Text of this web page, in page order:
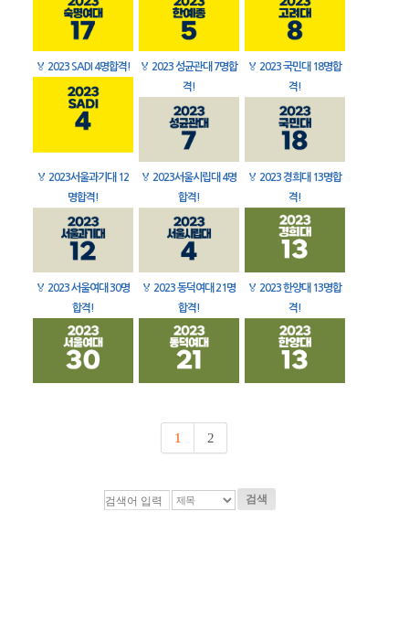
🏅 2023 SADI 4명합격! 🏅 2023 성균관대 7명합
격!
🏅 2023 국민대 18명합
격!
🏅 2023서울과기대 12
명합격!
🏅 2023서울시립대 4명
합격!
🏅 2023 경희대 13명합
격!
🏅 2023 서울여대 30명
합격!
🏅 2023 동덕여대 21명
합격!
🏅 2023 한양대 13명합
격!
1 2
검색